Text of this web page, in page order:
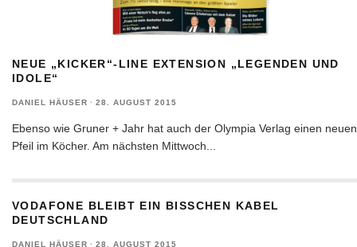
NEUE „KICKER“-LINE EXTENSION „LEGENDEN UND
IDOLE“
DANIEL HÄUSER · 28. AUGUST 2015
Ebenso wie Gruner + Jahr hat auch der Olympia Verlag einen neuen
Pfeil im Köcher. Am nächsten Mittwoch
VODAFONE BLEIBT EIN BISSCHEN KABEL
DEUTSCHLAND
DANIEL HÄUSER · 28. AUGUST 2015